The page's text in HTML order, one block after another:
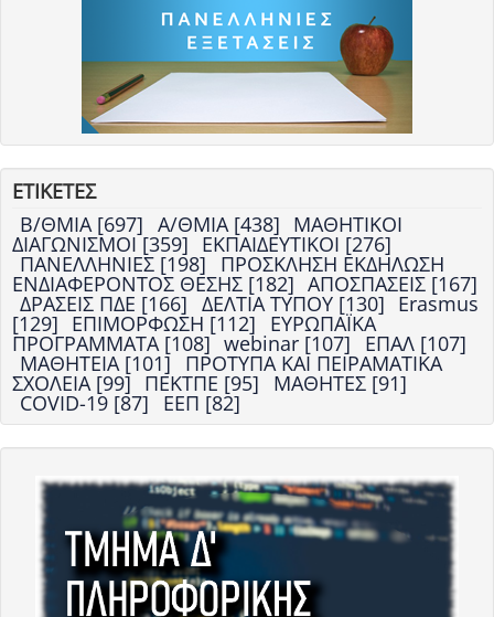
ΕΤΙΚΕΤΕΣ
Β/ΘΜΙΑ [697] Α/ΘΜΙΑ [438] ΜΑΘΗΤΙΚΟΙ
ΔΙΑΓΩΝΙΣΜΟΙ [359] ΕΚΠΑΙΔΕΥΤΙΚΟΙ [276]
ΠΑΝΕΛΛΗΝΙΕΣ [198] ΠΡΟΣΚΛΗΣΗ ΕΚΔΗΛΩΣΗ
ΕΝΔΙΑΦΕΡΟΝΤΟΣ ΘΕΣΗΣ [182] ΑΠΟΣΠΑΣΕΙΣ [167]
ΔΡΑΣΕΙΣ ΠΔΕ [166] ΔΕΛΤΙΑ ΤΥΠΟΥ [130] Erasmus
[129] ΕΠΙΜΟΡΦΩΣΗ [112] ΕΥΡΩΠΑΪΚΑ
ΠΡΟΓΡΑΜΜΑΤΑ [108] webinar [107] ΕΠΑΛ [107]
ΜΑΘΗΤΕΙΑ [101] ΠΡΟΤΥΠΑ ΚΑΙ ΠΕΙΡΑΜΑΤΙΚΑ
ΣΧΟΛΕΙΑ [99] ΠΕΚΤΠΕ [95] ΜΑΘΗΤΕΣ [91]
COVID-19 [87] ΕΕΠ [82]